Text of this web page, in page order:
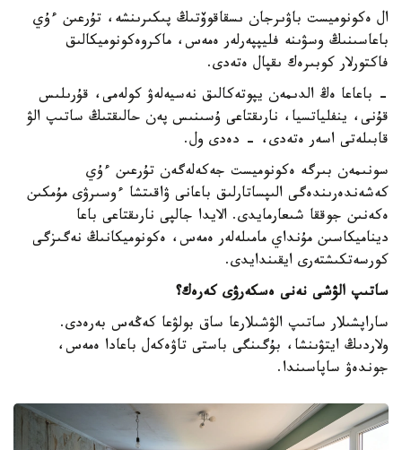
ال ەكونوميست باۋىرجان ىسقاقوۆتىڭ پىكىرىنشە، تۇرعىن ءۇي
باعاسىنىڭ وسۋىنە فليپپەرلەر ەمەس، ماكروەكونوميكالىق
فاكتورلار كوبىرەك ىقپال ەتەدى.
- باعاعا ەڭ الدىمەن يپوتەكالىق نەسيەلەۋ كولەمى، قۇرىلىس
قۇنى، ينفلياتسيا، نارىقتاعى ۇسىنىس پەن حالىقتىڭ ساتىپ الۋ
قابىلەتى اسەر ەتەدى، - دەدى ول.
سونىمەن بىرگە ەكونوميست جەكەلەگەن تۇرعىن ءۇي
كەشەندەرىندەگى الىپساتارلىق باعانى ۋاقىتشا ءوسىرۋى مۇمكىن
ەكەنىن جوققا شىعارمايدى. الايدا جالپى نارىقتاعى باعا
ديناميكاسىن مۇنداي مامىلەلەر ەمەس، ەكونوميكانىڭ نەگىزگى
كورسەتكىشتەرى ايقىندايدى.
ساتىپ الۋشى نەنى ەسكەرۋى كەرەك؟
ساراپشىلار ساتىپ الۋشىلارعا ساق بولۋعا كەڭەس بەرەدى.
ولاردىڭ ايتۋىنشا، بۇگىنگى باستى تاۋەكەل باعادا ەمەس،
جوندەۋ ساپاسىندا.